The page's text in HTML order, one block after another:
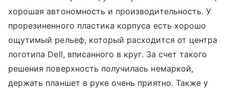
хорошая автономность и производительность. У
прорезиненного пластика корпуса есть хорошо
ощутимый рельеф, который расходится от центра
логотипа Dell, вписанного в круг. За счет такого
решения поверхность получилась немаркой,
держать планшет в руке очень приятно. Также у